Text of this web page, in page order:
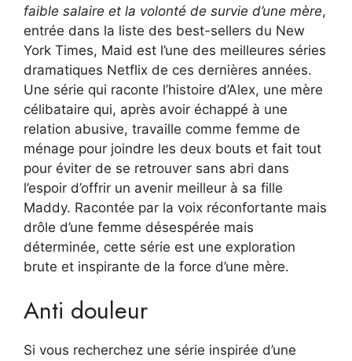
faible salaire et la volonté de survie d’une mère,
entrée dans la liste des best-sellers du New
York Times, Maid est l’une des meilleures séries
dramatiques Netflix de ces dernières années.
Une série qui raconte l’histoire d’Alex, une mère
célibataire qui, après avoir échappé à une
relation abusive, travaille comme femme de
ménage pour joindre les deux bouts et fait tout
pour éviter de se retrouver sans abri dans
l’espoir d’offrir un avenir meilleur à sa fille
Maddy. Racontée par la voix réconfortante mais
drôle d’une femme désespérée mais
déterminée, cette série est une exploration
brute et inspirante de la force d’une mère.
Anti douleur
Si vous recherchez une série inspirée d’une